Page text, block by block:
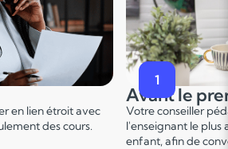
relation avec
profil de votre
2
Pendant le
Ce 1er cours permet
points forts et de
sur le programme.